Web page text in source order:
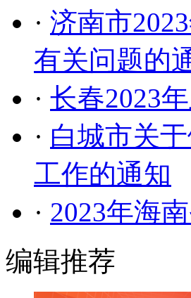
· 济南市
有关问题的
· 长春2023
· 白城市关
工作的通知
· 2023年海
编辑推荐